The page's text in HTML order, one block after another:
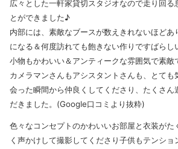
広々とした一軒家貸切スタジオなので走り回る
とができました♪
内部には、素敵なブースが数えきれないほど
になる＆何度訪れても飽きない作りですばらし
小物もかわいい＆アンティークな雰囲気で素敵
カメラマンさんもアシスタントさんも、とても
会った瞬間から仲良くしてくださり、たくさん
だきました。(Google口コミより抜粋)
色々なコンセプトのかわいいお部屋と衣装がた
く声かけして撮影してくださり子供もテンシ